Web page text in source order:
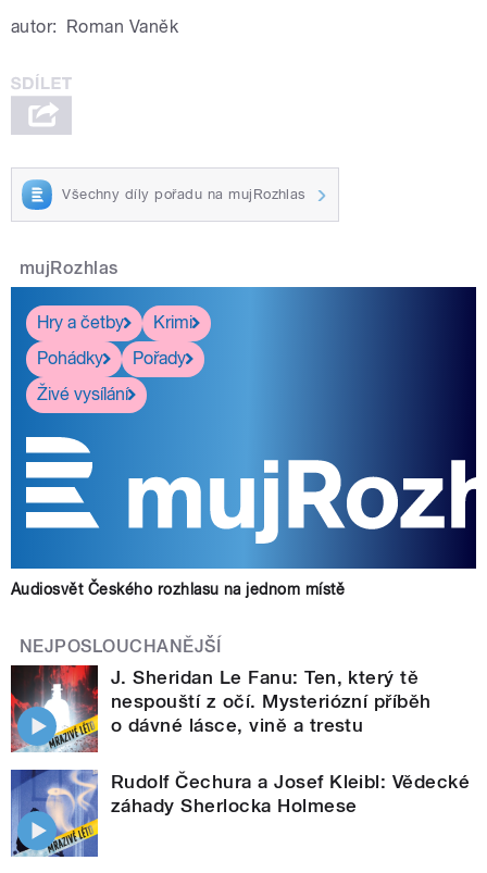
autor: Roman Vaněk
Všechny díly pořadu na mujRozhlas
mujRozhlas
Hry a četby
Krimi
Pohádky
Pořady
Živé vysílání
Audiosvět Českého rozhlasu na jednom místě
NEJPOSLOUCHANĚJŠÍ
J. Sheridan Le Fanu: Ten, který tě
nespouští z očí. Mysteriózní příběh
o dávné lásce, vině a trestu
Rudolf Čechura a Josef Kleibl: Vědecké
záhady Sherlocka Holmese